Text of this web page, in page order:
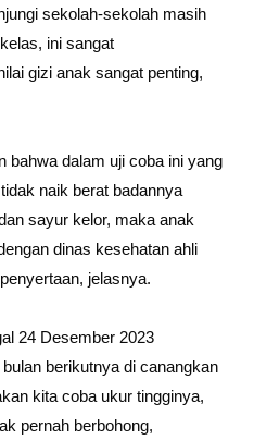
sekolah-sekolah masih
ini sangat
gizi anak sangat penting,
bahwa dalam uji coba ini yang
naik berat badannya
sayur kelor, maka anak
dinas kesehatan ahli
jelasnya.
24 Desember 2023
berikutnya di canangkan
kita coba ukur tingginya,
pernah berbohong,